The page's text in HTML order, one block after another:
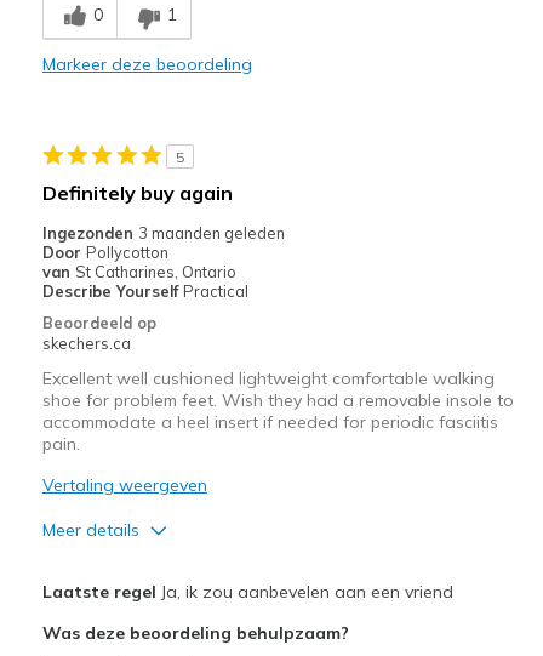
Comfortable
Beste toepassingen
Travel
Width
Sizing
View On Shoes
Shoes are for Wearing
0 1
Markeer deze beoordeling
5
Definitely buy again
Ingezonden 3 maanden geleden
Door Pollycotton
van St Catharines, Ontario
Describe Yourself Practical
Beoordeeld op
skechers.ca
Excellent well cushioned lightweight comfortable walking
shoe for problem feet. Wish they had a removable insole to
accommodate a heel insert if needed for periodic fasciitis
pain.
Vertaling weergeven
Meer details
Laatste regel Ja, ik zou aanbevelen aan een vriend
Was deze beoordeling behulpzaam?